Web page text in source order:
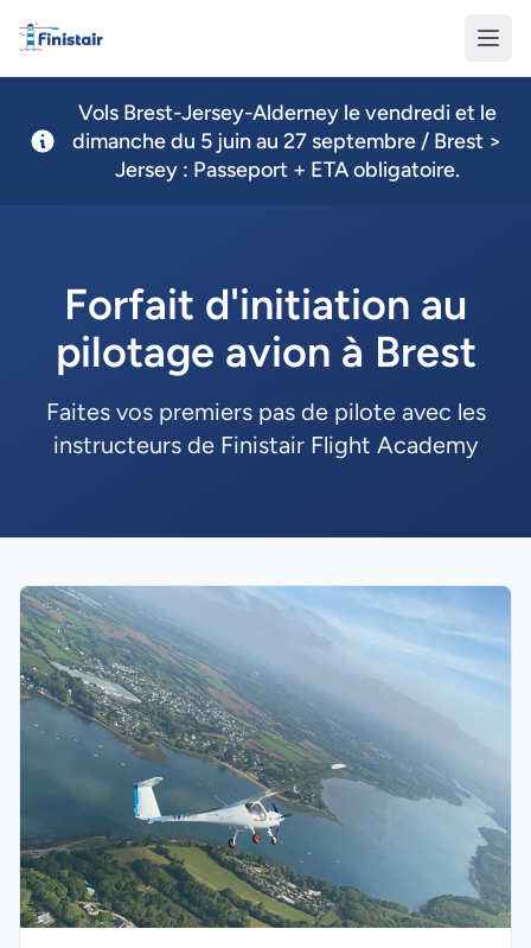
Finistair
Vols Brest-Jersey-Alderney le vendredi et le
dimanche du 5 juin au 27 septembre / Brest >
Jersey : Passeport + ETA obligatoire.
Forfait d'initiation au
pilotage avion à Brest
Faites vos premiers pas de pilote avec les
instructeurs de Finistair Flight Academy